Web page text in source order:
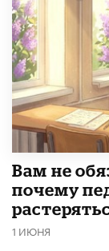
​Вам не
почему
1 ИЮНЯ